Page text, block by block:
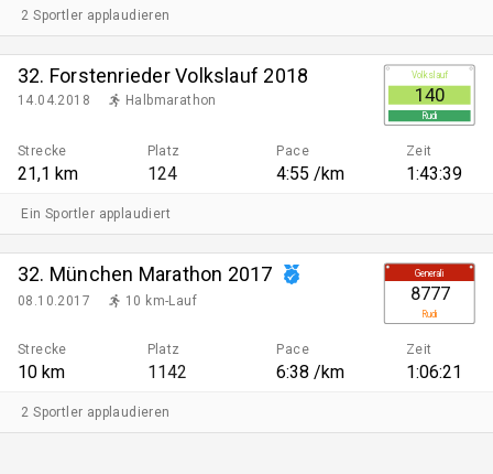
2 Sportler applaudieren
32. Forstenrieder Volkslauf 2018
14.04.2018 Halbmarathon
Volkslauf
Rudi
140
Strecke
21,1 km
Platz
124
Pace
4:55 /km
Zeit
1:43:39
Ein Sportler applaudiert
32. München Marathon 2017
08.10.2017 10 km-Lauf
Generali
Rudi
8777
Strecke
10 km
Platz
1142
Pace
6:38 /km
Zeit
1:06:21
2 Sportler applaudieren